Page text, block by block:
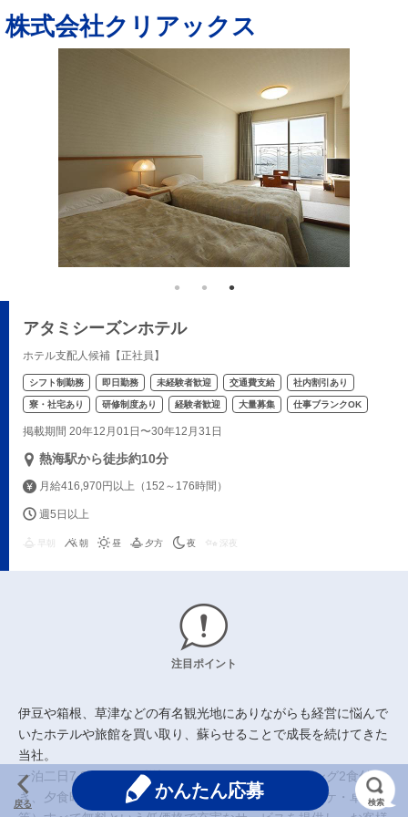
株式会社クリアックス
アタミシーズンホテル
ホテル支配人候補【正社員】
シフト制勤務 即日勤務 未経験者歓迎 交通費支給 社内割引あり
寮・社宅あり 研修制度あり 経験者歓迎 大量募集 仕事ブランクOK
掲載期間 20年12月01日〜30年12月31日
熱海駅から徒歩約10分
月給416,970円以上（152～176時間）
週5日以上
朝 昼 夕方 夜 深夜
注目ポイント
伊豆や箱根、草津などの有名観光地にありながらも経営に悩んで
いたホテルや旅館を買い取り、蘇らせることで成長を続けてきた
当社。
一泊二日7,800円～（税込み8,580円～）で、バイキング2食付
き、夕食時アルコール飲み放題、館内の施設（カラオケ・卓球
戻る
かんたん応募
検索